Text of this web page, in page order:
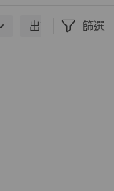
出貨地點 篩選